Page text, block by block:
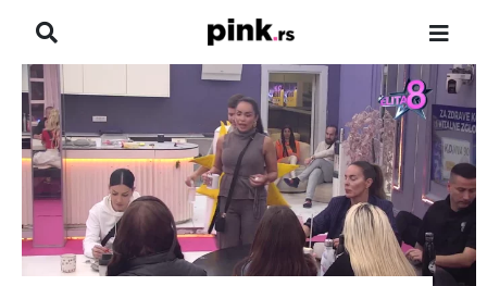
NASLOVNA
VESTI
ZADRUGA
SHOWBIZ